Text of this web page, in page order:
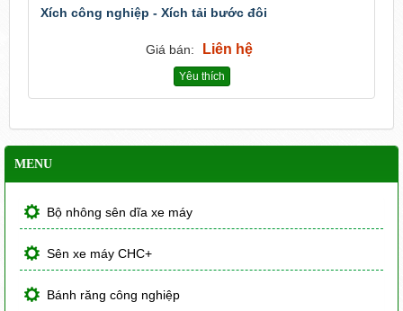
Xích công nghiệp - Xích tải bước đôi
Giá bán: Liên hệ
Yêu thích
MENU
Bộ nhông sên dĩa xe máy
Sên xe máy CHC+
Bánh răng công nghiệp